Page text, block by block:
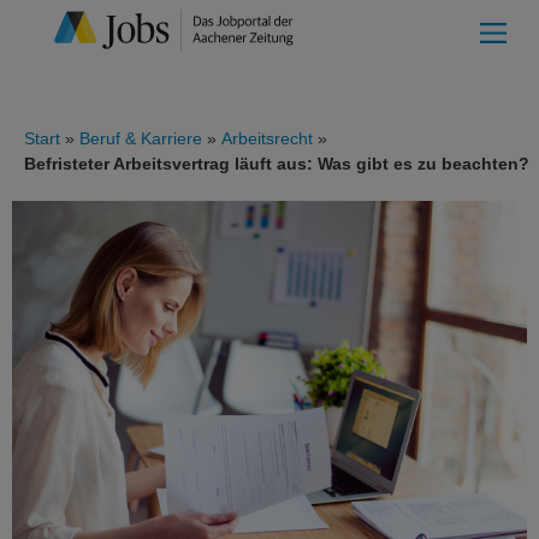
Start Beruf & Karriere
Arbeitsrecht
Befristeter Arbeitsvertrag läuft aus: Was gibt es zu beachten?